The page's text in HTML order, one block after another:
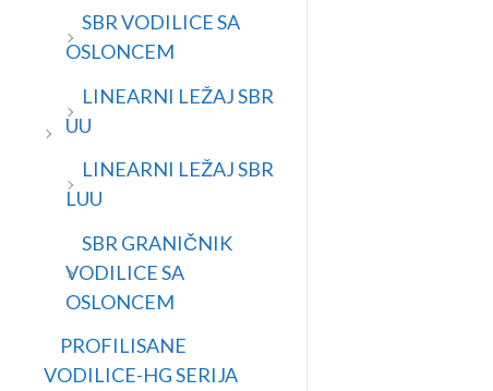
SBR VODILICE SA
OSLONCEM
LINEARNI LEŽAJ SBR
UU
LINEARNI LEŽAJ SBR
LUU
SBR GRANIČNIK
VODILICE SA
OSLONCEM
PROFILISANE
VODILICE-HG SERIJA